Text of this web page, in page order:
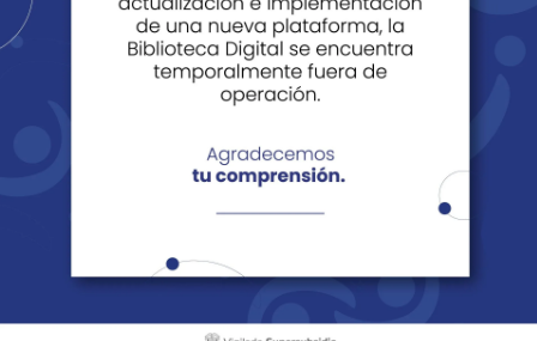
Revista Fácil Vivir
Sedes Directorio Servicios En Línea